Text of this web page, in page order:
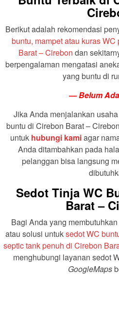
Berikut adalah rekomendasi
buntu, mampet atau kuras
Barat – Cirebon dan
berpengalaman mengatasi
yang buntu di
— Belum
Jika Anda menjalankan
buntu di Cirebon Barat –
untuk hubungi kamiagar
Anda ditambahkan pada
pelanggan bisa langsung
Sedot Tinja WC
Barat –
Bagi Anda yang
atau solusi untuksedot WC
septic tank penuh di Cirebon
menghubungi layanan sedot
GoogleMaps